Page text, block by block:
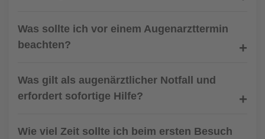
Was sollte ich vor einem Augenarzttermin
beachten?
Was gilt als augenärztlicher Notfall und
erfordert sofortige Hilfe?
Wie viel Zeit sollte ich beim ersten Besuch